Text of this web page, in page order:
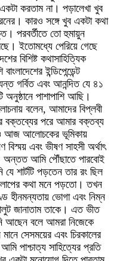
করতাম না। পড়ালেখা খুব
কারও সঙ্গে খুব একটা কথা
পরবর্তীতে তো হুমায়ুন
ইতোমধ্যে পেরিয়ে গেছে
বিশিষ্ট কথাসাহিত্যিক
ইন্ডিপেন্ডেন্ট
গর্বিত এবং আনন্দিত যে ৪১
পাশাপাশি আছি।
বলেন, আমাদের বিপ্লবী
বক্তব্যের পরে আমার বক্তব্য
আজ আলোচকের ভূমিকায়
এবং ভীষণ সাহসী অর্থাৎ
অন্তত আমি পৌঁছাতে পারবোই
শার্টটি পড়তেন তার রং ছিল
কথা মনে পড়তো। তখন
হীনমন্যতায় ভোগা এবং নিম্ন
জানাতাম তাকে। এত ভীত
আছেন বলে আমরা নিজেকে
সেসময়ের এবং চিরকালের
পাশ্চাত্য সাহিত্যের প্রতি